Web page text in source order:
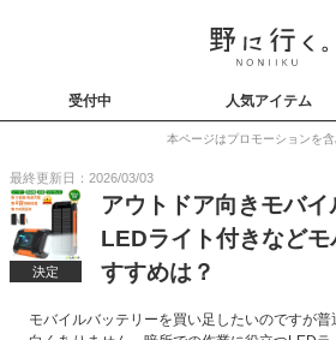
受付中 人気アイテム
本ページはプロモーションを
最終更新日：2026/03/03
決定
アウトドア向きモバイ
LEDライト付きなど
すすめは？
モバイルバッテリーを買い足したいのですが